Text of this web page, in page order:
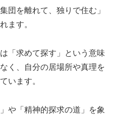
団を離れて、独りで住む」
ます。
「求めて探す」という意味
く、自分の居場所や真理を
います。
や「精神的探求の道」を象